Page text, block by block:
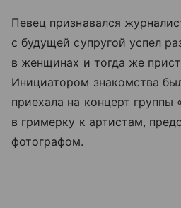
Певец признавался
с будущей супругой успел
в женщинах и тогда же
Инициатором знакомства
приехала на концерт группы
в гримерку к артистам,
фотографом.